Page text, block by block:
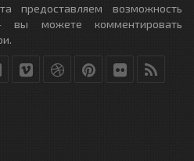
предоставляем возможность
можете комментировать